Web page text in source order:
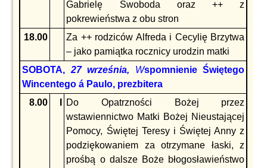
Gabrielę Swoboda oraz ++ z
pokrewieństwa z obu stron
18.00
Za ++ rodziców Alfreda i Cecylię Brzytwa
– jako pamiątka rocznicy urodzin matki
SOBOTA, 27 września, Wspomnienie Świętego
Wincentego á Paulo, prezbitera
8.00
Do Opatrzności Bożej przez
wstawiennictwo Matki Bożej Nieustającej
Pomocy, Świętej Teresy i Świętej Anny z
podziękowaniem za otrzymane łaski, z
prośbą o dalsze Boże błogosławieństwo